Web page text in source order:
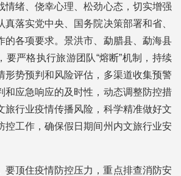
情绪、侥幸心理、松劲心态，切实增强
落实党中央、国务院决策部署和省、
的各项要求。景洪市、勐腊县、勐海县
要严格执行旅游团队“熔断”机制，持续
形势预判和风险评估，多渠道收集预警
和应急响应的及时性，动态调整防控措
旅行业疫情传播风险，科学精准做好文
控工作，确保假日期间州内文旅行业安
要顶住疫情防控压力，重点排查消防安